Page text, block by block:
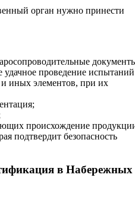
орган нужно принести
проведение испытаний
иных элементов, при их
происхождение
подтвердит безопасность
в Набережных